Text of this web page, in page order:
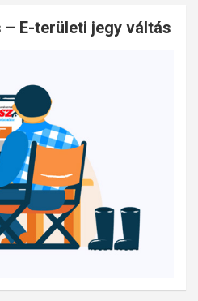
– E-területi jegy váltás